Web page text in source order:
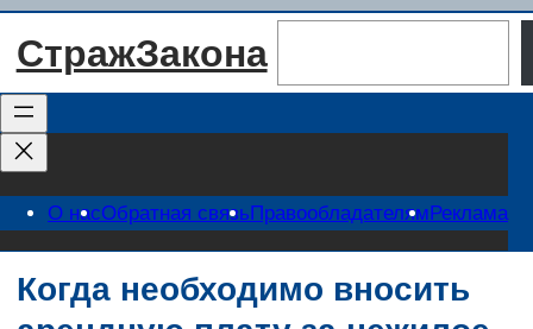
Перейти
СтражЗакона
О насОбратная связьПравообладателямРеклама
Когда необходимо вносить